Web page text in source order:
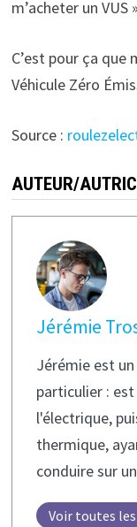
m’acheter un
C’est pour ça que
Véhicule Zéro
Source :
AUTEUR/
Jérémie
Jérémie est
particulier :
l'électrique,
thermique,
conduire sur
Voir toutes